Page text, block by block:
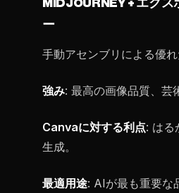
MIDJOURNEY + エクス
ー
手動アセンブリによる優れ
強み: 最高の画像品質、芸
Canvaに対する利点: はる
生成。
最適用途: AIが最も重要な